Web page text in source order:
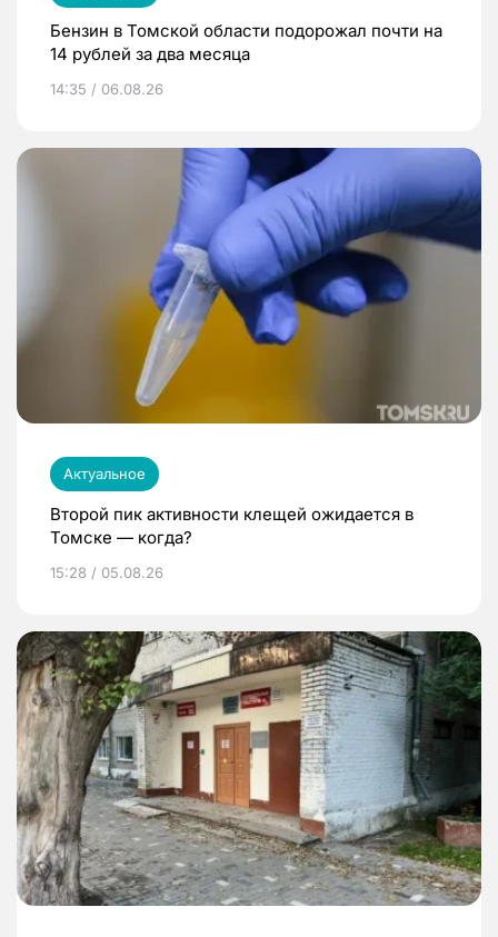
Бензин в Томской области подорожал почти на
14 рублей за два месяца
14:35 / 06.08.26
Актуальное
Второй пик активности клещей ожидается в
Томске — когда?
15:28 / 05.08.26